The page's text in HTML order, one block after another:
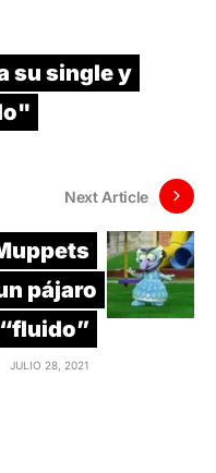
su single y
Next Article
pájaro
“fluido”
JULIO 28, 2021